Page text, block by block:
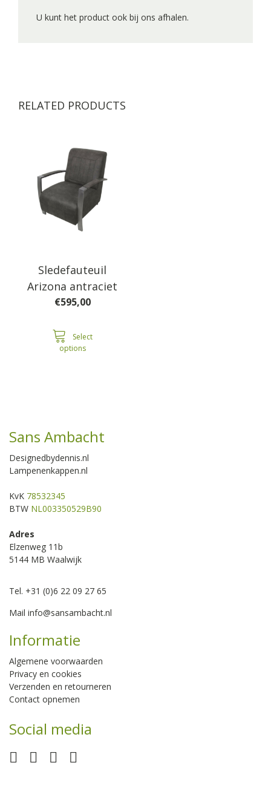
U kunt het product ook bij ons afhalen.
RELATED PRODUCTS
Sledefauteuil
Arizona antraciet
€595,00
Select
options
Sans Ambacht
Designedbydennis.nl
Lampenenkappen.nl
KvK 78532345
BTW NL003350529B90
Adres
Elzenweg 11b
5144 MB Waalwijk
Tel. +31 (0)6 22 09 27 65
Mail info@sansambacht.nl
Informatie
Algemene voorwaarden
Privacy en cookies
Verzenden en retourneren
Contact opnemen
Social media